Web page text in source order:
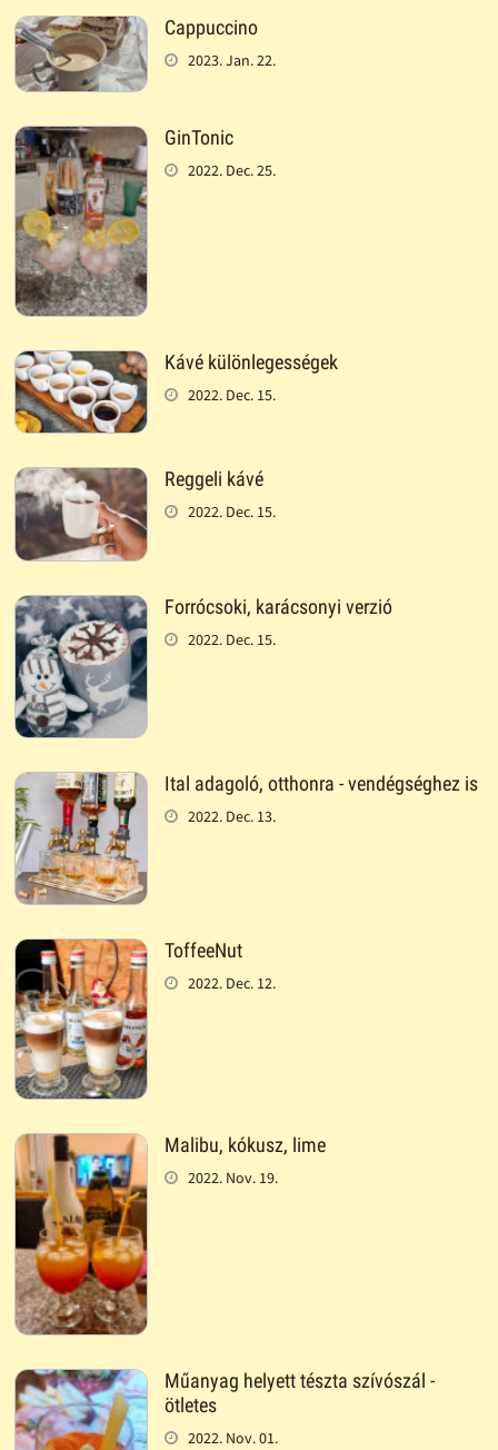
Cappuccino
2023. Jan. 22.
GinTonic
2022. Dec. 25.
Kávé különlegességek
2022. Dec. 15.
Reggeli kávé
2022. Dec. 15.
Forrócsoki, karácsonyi verzió
2022. Dec. 15.
Ital adagoló, otthonra - vendégséghez is
2022. Dec. 13.
ToffeeNut
2022. Dec. 12.
Malibu, kókusz, lime
2022. Nov. 19.
Műanyag helyett tészta szívószál -
ötletes
2022. Nov. 01.